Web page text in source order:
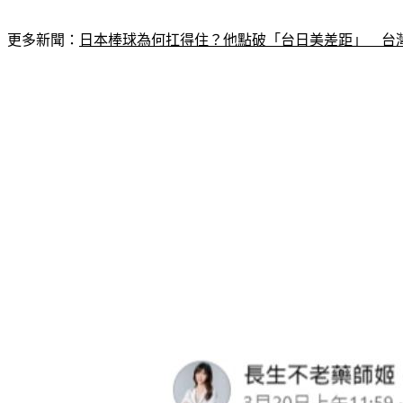
更多新聞： 日本棒球為何扛得住？他點破「台日美差距」　台